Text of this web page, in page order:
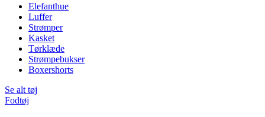
Elefanthue
Luffer
Strømper
Kasket
Tørklæde
Strømpebukser
Boxershorts
Se alt tøj
Fodtøj